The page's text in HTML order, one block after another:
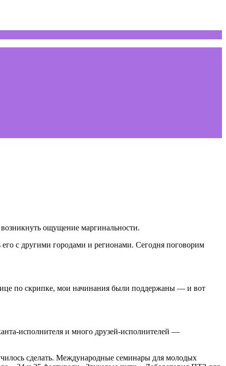
ощущение маргинальности.
с другими городами и регионами. Сегодня поговорим
по скрипке, мои начинания были поддержаны — и вот
исполнителя и много друзей-исполнителей —
сделать. Международные семинары для молодых